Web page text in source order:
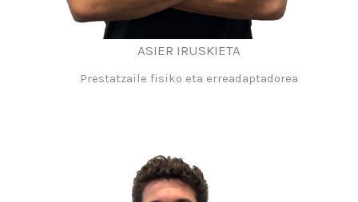
ASIER IRUSKIETA
Prestatzaile fisiko eta erreadaptadorea